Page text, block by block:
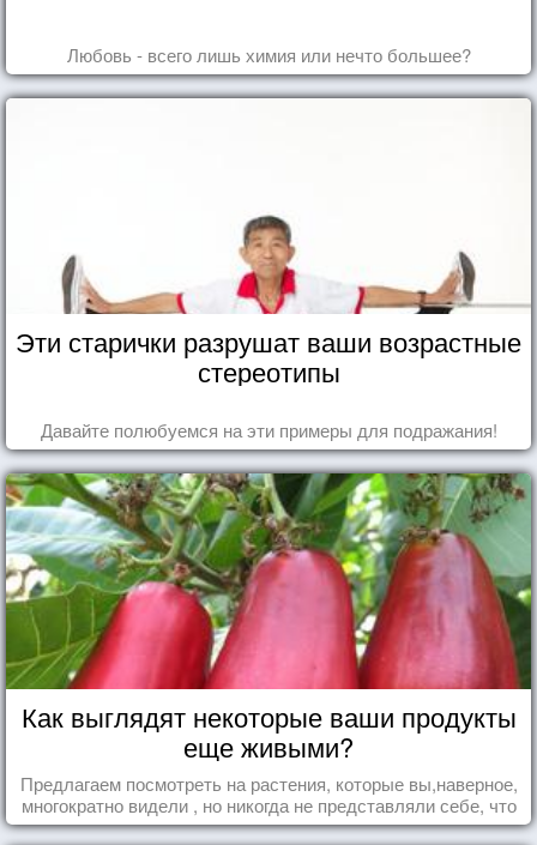
Любовь - всего лишь химия или нечто большее?
Эти старички разрушат ваши возрастные
стереотипы
Давайте полюбуемся на эти примеры для подражания!
Как выглядят некоторые ваши продукты
еще живыми?
Предлагаем посмотреть на растения, которые вы,наверное,
многократно видели , но никогда не представляли себе, что
употребляете их в пищу.